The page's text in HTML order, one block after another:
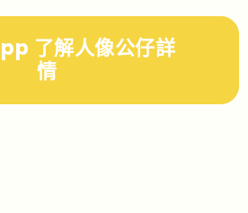
了解人像公仔詳
情